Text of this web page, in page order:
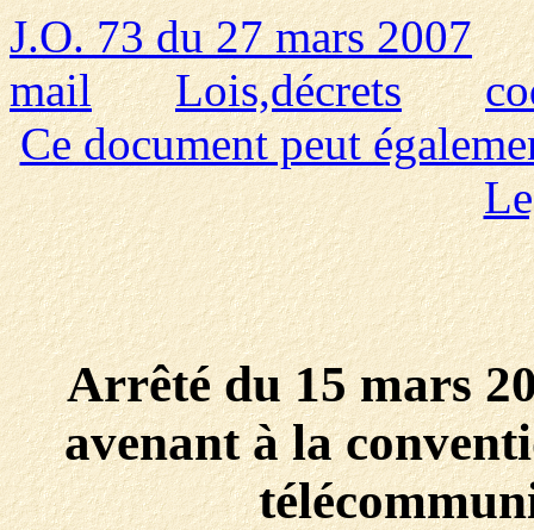
J.O. 73 du 27 mars 2007
mail
Lois,décrets
Ce document peut
Arrêté du 15 mars
avenant à la